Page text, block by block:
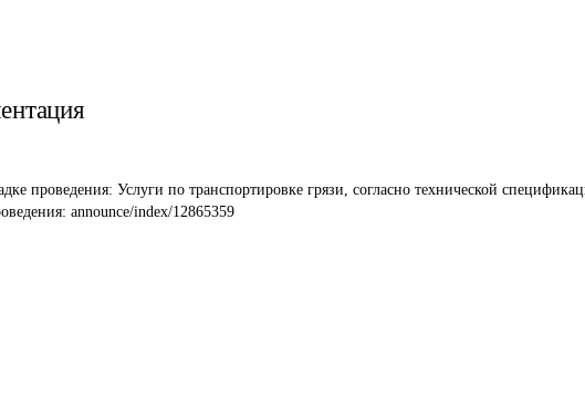
проведения: Услуги по транспортировке грязи, согласно технической
announce/index/12865359